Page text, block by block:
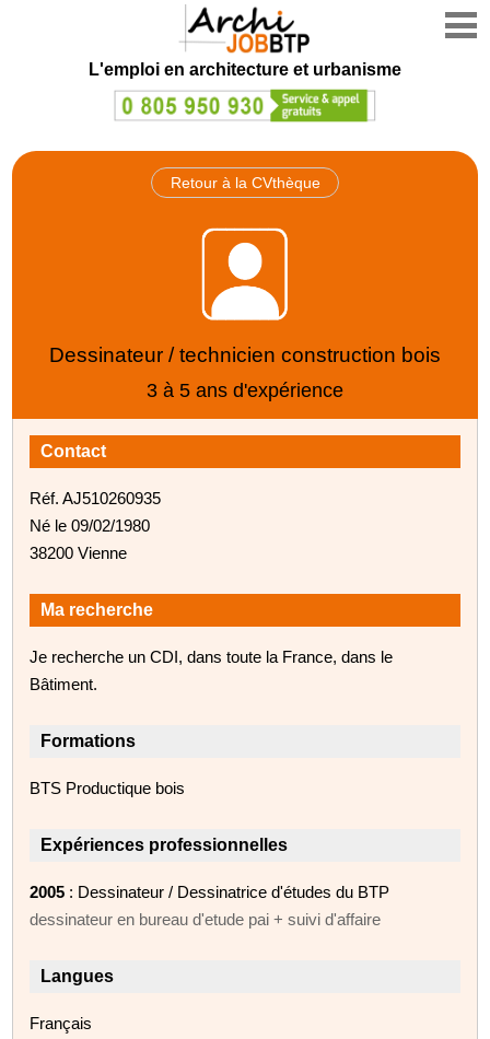
L'emploi en architecture et urbanisme
Retour à la CVthèque
Dessinateur / technicien construction bois
3 à 5 ans d'expérience
Contact
Réf. AJ510260935
Né le 09/02/1980
38200 Vienne
Ma recherche
Je recherche un CDI, dans toute la France, dans le
Bâtiment.
Formations
BTS Productique bois
Expériences professionnelles
2005 : Dessinateur / Dessinatrice d'études du BTP
dessinateur en bureau d'etude pai + suivi d'affaire
Langues
Français